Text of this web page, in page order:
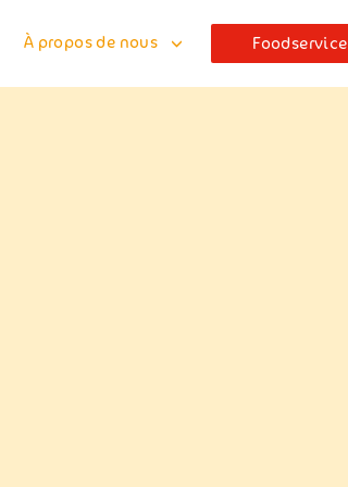
À propos de nous Foodservice